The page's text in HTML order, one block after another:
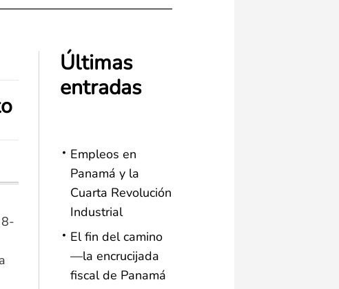
Últimas
entradas
Empleos en
Panamá y la
Cuarta Revolución
Industrial
El fin del camino
—la encrucijada
fiscal de Panamá